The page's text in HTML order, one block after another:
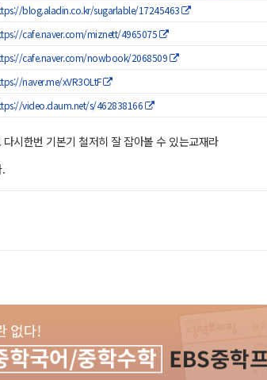
blog.aladin.co.kr/sugarlable/17245463
cafe.naver.com/miznett/4965075
cafe.naver.com/nowbook/2068509
naver.me/xVR3OLtF
video.daum.net/s/462838166
시한번 기본기 철저히 잘 잡아볼 수 있는교재라